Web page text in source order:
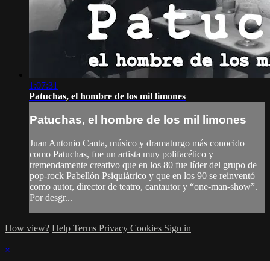
1:07:31
Patuchas, el hombre de los mil limones
Patuchas, el hombre de los mil limones
Juan Antonio Canta, músico y dramaturgo más conocido
como Patuchas, fue un artista muy polifacético y
tremendamente creativo que en los 80 fue líder del grupo de
pop-rock Pabellón Psiquiátrico y que en los 90 se reinventó
como autor, director de teatro, cantautor y “one-man-show”.
Por desgr...
How view? Help Terms Privacy Cookies Sign in
×